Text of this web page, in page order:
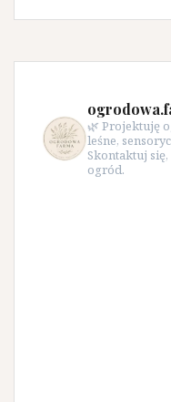
🌿 Projektuję
leśne,
Skontaktuj
ogród.